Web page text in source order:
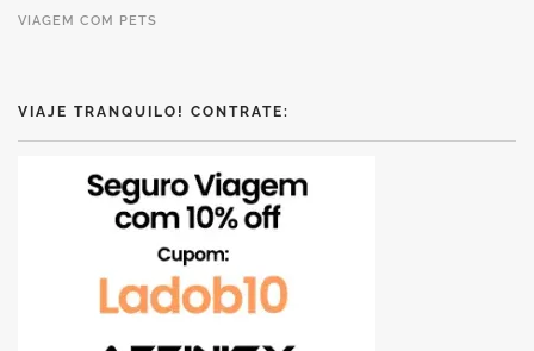
VIAGEM COM PETS
VIAJE TRANQUILO! CONTRATE: